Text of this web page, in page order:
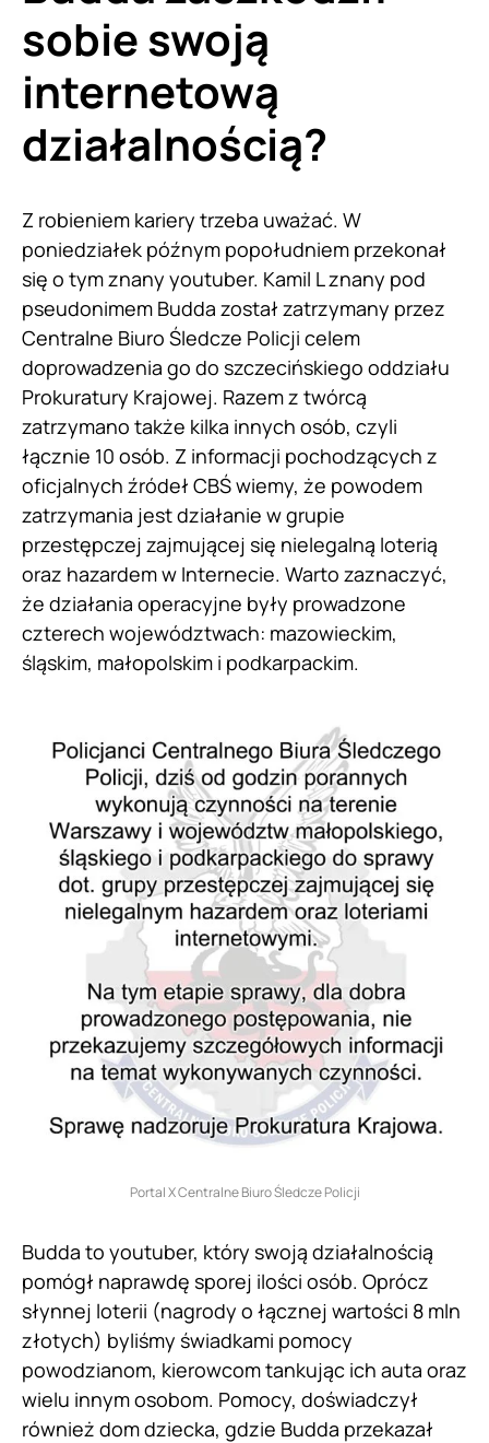
sobie swoją
internetową
działalnością?
Z robieniem kariery trzeba uważać. W
poniedziałek późnym popołudniem przekonał
się o tym znany youtuber. Kamil L znany pod
pseudonimem Budda został zatrzymany przez
Centralne Biuro Śledcze Policji celem
doprowadzenia go do szczecińskiego oddziału
Prokuratury Krajowej. Razem z twórcą
zatrzymano także kilka innych osób, czyli
łącznie 10 osób. Z informacji pochodzących z
oficjalnych źródeł CBŚ wiemy, że powodem
zatrzymania jest działanie w grupie
przestępczej zajmującej się nielegalną loterią
oraz hazardem w Internecie. Warto zaznaczyć,
że działania operacyjne były prowadzone
czterech województwach: mazowieckim,
śląskim, małopolskim i podkarpackim.
Portal X Centralne Biuro Śledcze Policji
Budda to youtuber, który swoją działalnością
pomógł naprawdę sporej ilości osób. Oprócz
słynnej loterii (nagrody o łącznej wartości 8 mln
złotych) byliśmy świadkami pomocy
powodzianom, kierowcom tankując ich auta oraz
wielu innym osobom. Pomocy, doświadczył
również dom dziecka, gdzie Budda przekazał